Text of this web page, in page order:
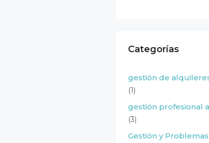
Categorías
gestión de
(1)
gestión profesional
(3)
Gestión y Problemas